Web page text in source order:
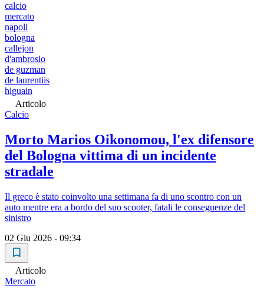
calcio
mercato
napoli
bologna
callejon
d'ambrosio
de guzman
de laurentiis
higuain
Articolo
Calcio
Morto Marios Oikonomou, l'ex difensore
del Bologna vittima di un incidente
stradale
Il greco è stato coinvolto una settimana fa di uno scontro con un
auto mentre era a bordo del suo scooter, fatali le conseguenze del
sinistro
02 Giu 2026 - 09:34
Articolo
Mercato